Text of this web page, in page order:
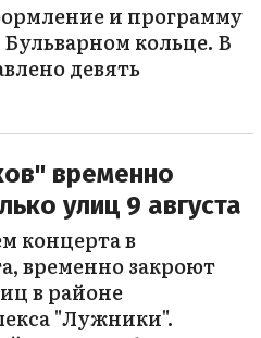
и программу
кольце. В
девять
временно
улиц 9 августа
концерта в
временно закроют
в районе
"Лужники".